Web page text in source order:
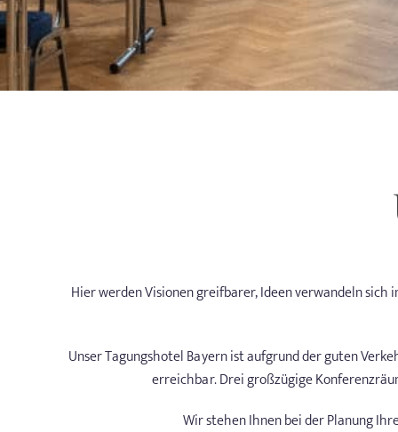
Hier werden Visionen greifbarer, Ideen verwandeln
Unser Tagungshotel Bayern ist aufgrund der guten
erreichbar. Drei großzügige
Wir stehen Ihnen bei der Planung